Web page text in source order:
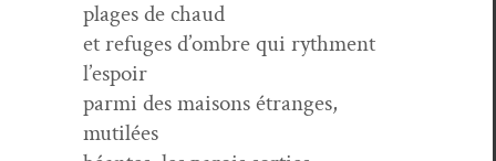
plages de chaud
et refuges d’ombre qui ryth­ment
l’espoir
par­mi des maisons étranges,
mutilées